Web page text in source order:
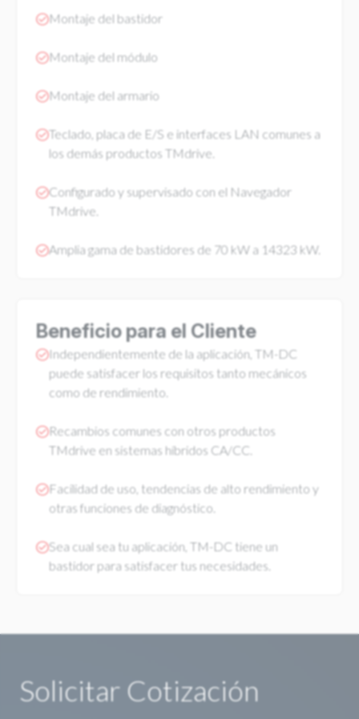
Montaje del bastidor
Montaje del módulo
Montaje del armario
Teclado, placa de E/S e interfaces LAN comunes a
los demás productos TMdrive.
Configurado y supervisado con el Navegador
TMdrive.
Amplia gama de bastidores de 70 kW a 14323 kW.
Beneficio para el Cliente
Independientemente de la aplicación, TM-DC
puede satisfacer los requisitos tanto mecánicos
como de rendimiento.
Recambios comunes con otros productos
TMdrive en sistemas híbridos CA/CC.
Facilidad de uso, tendencias de alto rendimiento y
otras funciones de diagnóstico.
Sea cual sea tu aplicación, TM-DC tiene un
bastidor para satisfacer tus necesidades.
Solicitar Cotización